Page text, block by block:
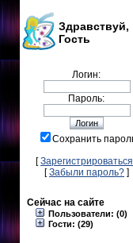
Здравствуй,
Гость
Логин:
Пароль:
Сохранить
[Зарегистрироваться
[Забыли пароль? ]
Сейчас на сайте
Пользователи: (0)
Гости: (29)